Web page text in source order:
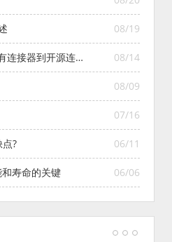
08/19
08/14
连接器到开源连接
08/09
07/16
06/11
?
06/06
寿命的关键